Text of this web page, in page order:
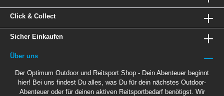
Click & Collect
Sicher Einkaufen
Über uns
Der Optimum Outdoor und Reitsport Shop - Dein Abenteuer beginnt
hier! Bei uns findest Du alles, was Du für dein nächstes Outdoor-
Abenteuer oder für deinen aktiven Reitsportbedarf benötigst. Wir